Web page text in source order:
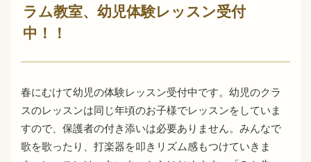
ラム教室、幼児体験レッスン受付
中！！
春にむけて幼児の体験レッスン受付中です。幼児のクラ
スのレッスンは同じ年頃のお子様でレッスンをしていま
すので、保護者の付き添いは必要ありません。みんなで
歌を歌ったり、打楽器を叩きリズム感もつけていきま